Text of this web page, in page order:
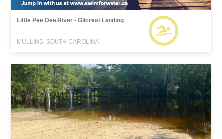
Little Pee Dee River - Gilcrest Landing
MULLINS, SOUTH CAROLINA